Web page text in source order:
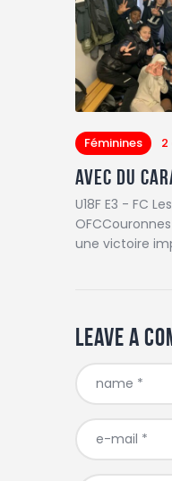
Féminines 2
Avec du
U18F E3 - FC
une victoire
Leave a